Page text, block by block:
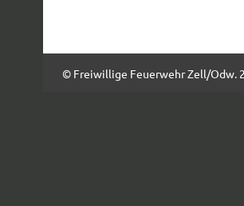
© Freiwillige Feuerwehr Zell/Odw.